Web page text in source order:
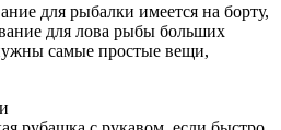
для рыбалки имеется на борту,
для лова рыбы больших
самые простые вещи,